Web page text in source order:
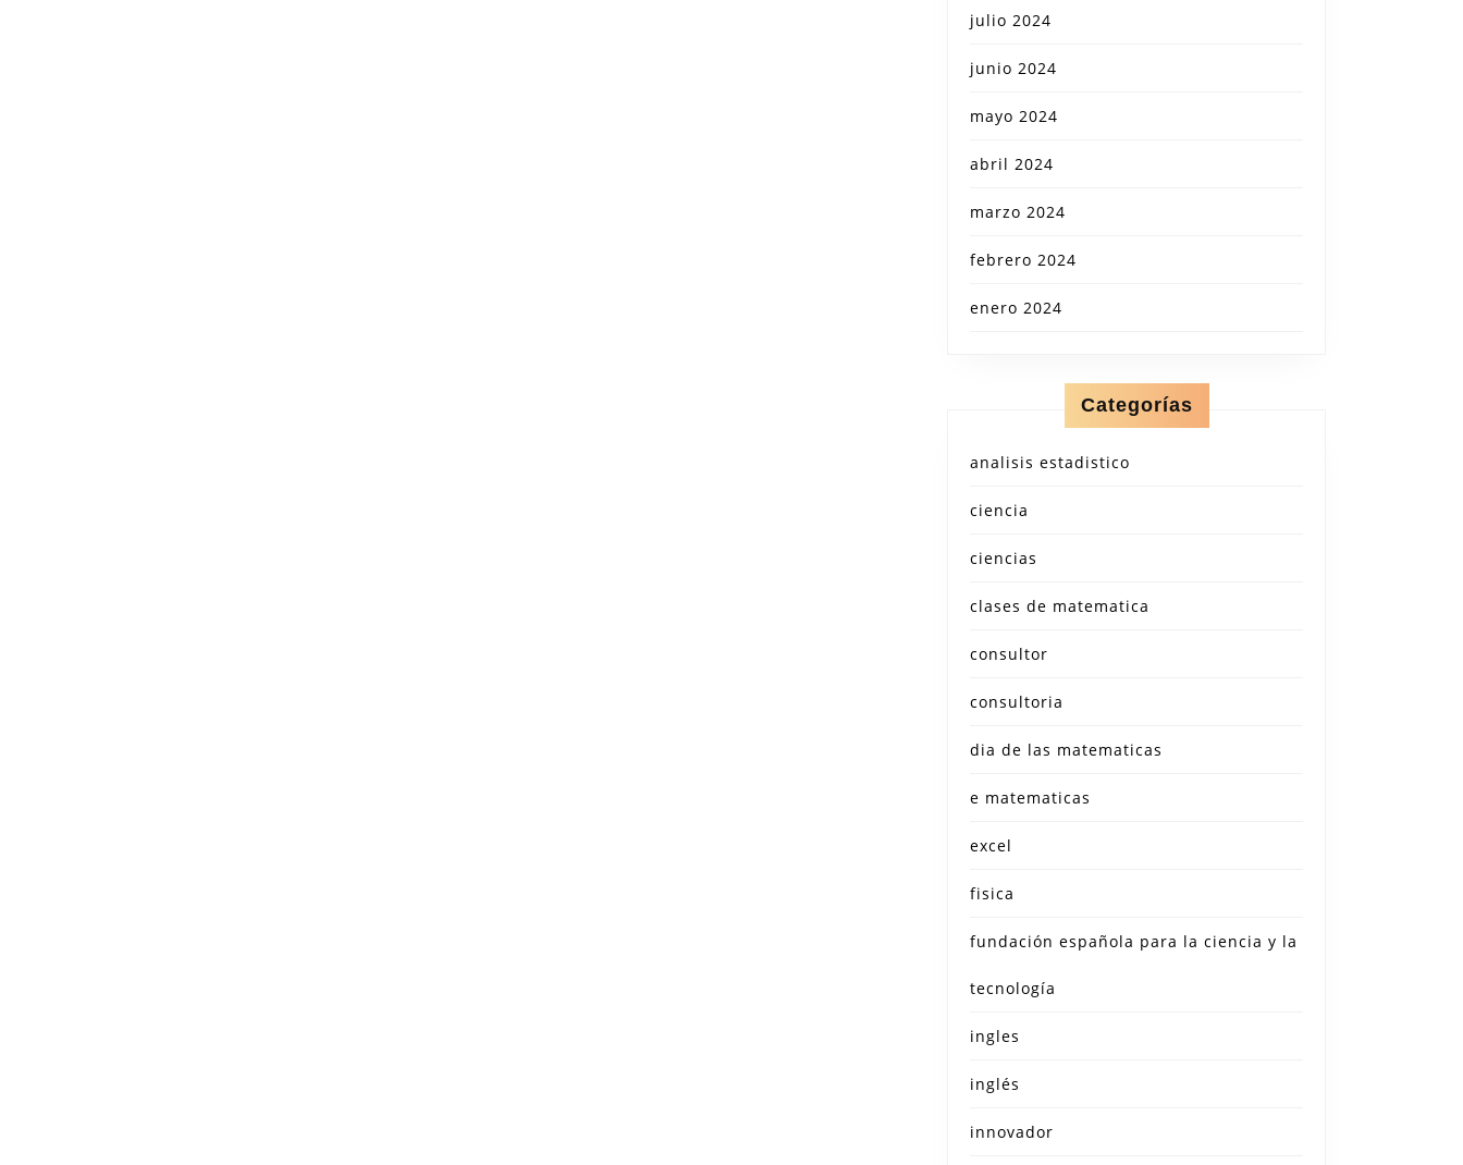
julio 2024
junio 2024
mayo 2024
abril 2024
marzo 2024
febrero 2024
enero 2024
Categorías
analisis estadistico
ciencia
ciencias
clases de matematica
consultor
consultoria
dia de las matematicas
e matematicas
excel
fisica
fundación española para la ciencia y la
tecnología
ingles
inglés
innovador